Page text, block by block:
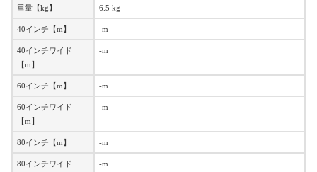
重量【kg】 6.5 kg
40インチ【m】 -m
40インチワイド
【m】
-m
60インチ【m】 -m
60インチワイド
【m】
-m
80インチ【m】 -m
80インチワイド
-m